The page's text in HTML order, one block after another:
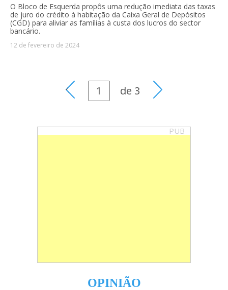
O Bloco de Esquerda propôs uma redução imediata das taxas
de juro do crédito à habitação da Caixa Geral de Depósitos
(CGD) para aliviar as famílias à custa dos lucros do sector
bancário.
12 de fevereiro de 2024
de 3
PUB
OPINIÃO